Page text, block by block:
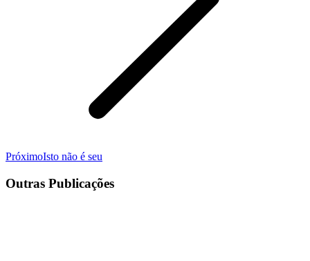
PróximoPróximo
Isto não é seu
Outras Publicações